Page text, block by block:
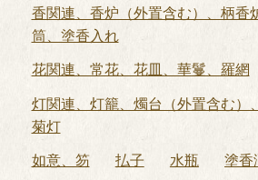
香関連、香炉（外置含む）、柄香
筒、塗香入れ
花関連、常花、花皿、華鬘、羅網
灯関連、灯籠、燭台（外置含む）
菊灯
如意、笏
払子 水瓶 塗香